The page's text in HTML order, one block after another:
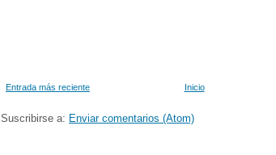
Entrada más reciente Inicio
Suscribirse a: Enviar comentarios (Atom)